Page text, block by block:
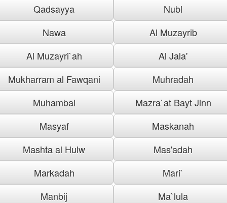
Qadsayya
Nubl
Nawa
Al Muzayrib
Al Muzayri`ah
Al Jala'
Mukharram al Fawqani
Muhradah
Muhambal
Mazra`at Bayt Jinn
Masyaf
Maskanah
Mashta al Hulw
Mas'adah
Markadah
Mari`
Manbij
Ma`lula